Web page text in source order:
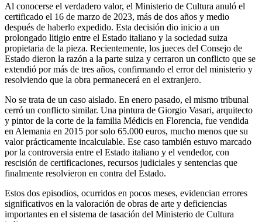
Al conocerse el verdadero valor, el Ministerio de Cultura anuló el
certificado el 16 de marzo de 2023, más de dos años y medio
después de haberlo expedido. Esta decisión dio inicio a un
prolongado litigio entre el Estado italiano y la sociedad suiza
propietaria de la pieza. Recientemente, los jueces del Consejo de
Estado dieron la razón a la parte suiza y cerraron un conflicto que se
extendió por más de tres años, confirmando el error del ministerio y
resolviendo que la obra permanecerá en el extranjero.
No se trata de un caso aislado. En enero pasado, el mismo tribunal
cerró un conflicto similar. Una pintura de Giorgio Vasari, arquitecto
y pintor de la corte de la familia Médicis en Florencia, fue vendida
en Alemania en 2015 por solo 65.000 euros, mucho menos que su
valor prácticamente incalculable. Ese caso también estuvo marcado
por la controversia entre el Estado italiano y el vendedor, con
rescisión de certificaciones, recursos judiciales y sentencias que
finalmente resolvieron en contra del Estado.
Estos dos episodios, ocurridos en pocos meses, evidencian errores
significativos en la valoración de obras de arte y deficiencias
importantes en el sistema de tasación del Ministerio de Cultura